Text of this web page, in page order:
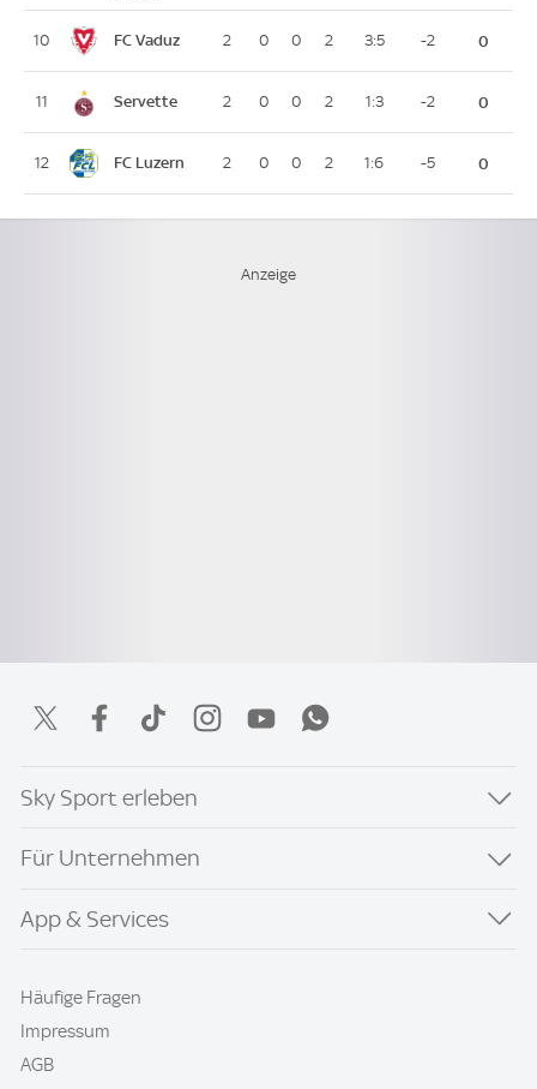
10 FC Vaduz 2 0 0 2 3:5 -2 0
11 Servette 2 0 0 2 1:3 -2 0
12 FC Luzern 2 0 0 2 1:6 -5 0
Sky Sport erleben
Für Unternehmen
App & Services
Häufige Fragen
Impressum
AGB